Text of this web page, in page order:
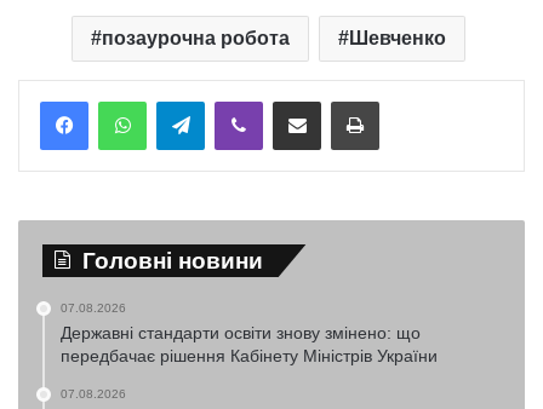
позаурочна робота Шевченко
TelegramViber Надіслати електронною поштоюНадрукувати
Головні новини
07.08.2026
Державні стандарти освіти знову змінено: що
передбачає рішення Кабінету Міністрів України
07.08.2026